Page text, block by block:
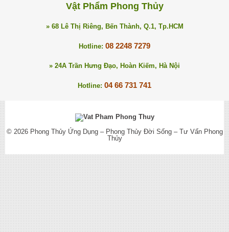
Vật Phẩm Phong Thủy
» 68 Lê Thị Riêng, Bến Thành, Q.1, Tp.HCM
Hotline: 08 2248 7279
» 24A Trần Hưng Đạo, Hoàn Kiếm, Hà Nội
Hotline: 04 66 731 741
© 2026 Phong Thủy Ứng Dụng – Phong Thủy Đời Sống – Tư Vấn Phong
Thủy